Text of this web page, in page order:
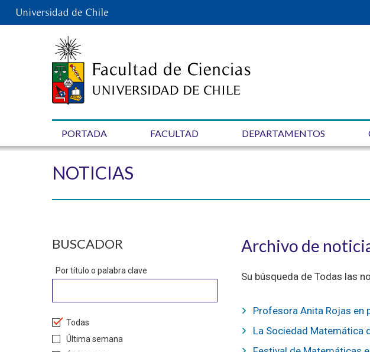
PORTADA FACULTAD DEPARTAMENTOS
NOTICIAS
BUSCADOR
Por título o palabra clave
Todas
Última semana
Archivo de
Su búsqueda de Todas las
Profesora Anita Rojas en
La Sociedad Matemática